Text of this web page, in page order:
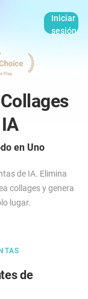
Iniciar
sesión
en Uno
de IA. Elimina
collages y genera
lugar.
de